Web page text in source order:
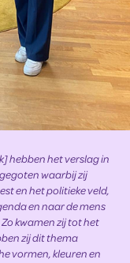
hebben het verslag in
waarbij zij
en het politieke veld,
en naar de mens
kwamen zij tot het
zij dit thema
vormen, kleuren en